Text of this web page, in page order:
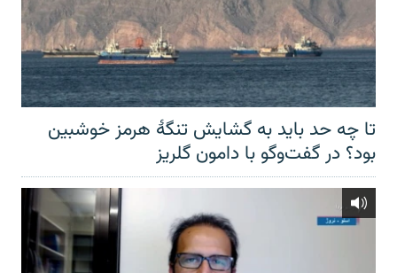
تا چه حد باید به گشایش تنگهٔ هرمز خوشبین
بود؟ در گفت‌وگو با دامون گلریز